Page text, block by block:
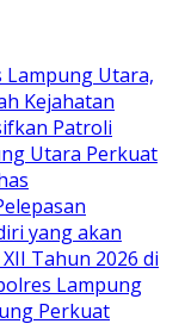
Lampung Utara,
Kejahatan
Patroli
Utara Perkuat
yang akan
Tahun 2026 di
Lampung
Perkuat